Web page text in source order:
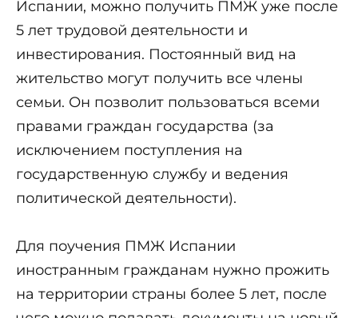
Испании, можно получить ПМЖ уже после
5 лет трудовой деятельности и
инвестирования. Постоянный вид на
жительство могут получить все члены
семьи. Он позволит пользоваться всеми
правами граждан государства (за
исключением поступления на
государственную службу и ведения
политической деятельности).
Для поучения ПМЖ Испании
иностранным гражданам нужно прожить
на территории страны более 5 лет, после